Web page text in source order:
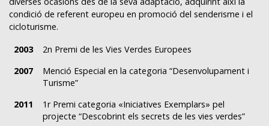
condició de referent europeu en promoció del senderisme i el
cicloturisme.
2003
2n Premi de les Vies Verdes Europees
2007
Menció Especial en la categoria “Desenvolupament i
Turisme”
2011
1r Premi categoria «Iniciatives Exemplars» pel
projecte “Descobrint els secrets de les vies verdes”